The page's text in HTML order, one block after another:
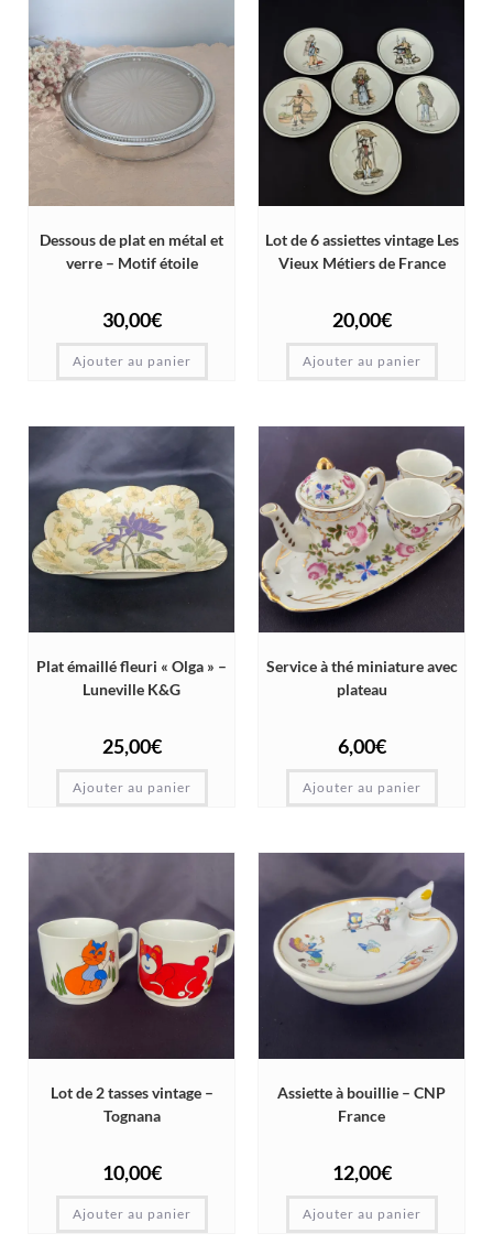
Dessous de plat en métal et
verre – Motif étoile
30,00€
Ajouter au panier
Lot de 6 assiettes vintage Les
Vieux Métiers de France
20,00€
Ajouter au panier
Plat émaillé fleuri « Olga » –
Luneville K&G
25,00€
Ajouter au panier
Service à thé miniature avec
plateau
6,00€
Ajouter au panier
Lot de 2 tasses vintage –
Tognana
10,00€
Ajouter au panier
Assiette à bouillie – CNP
France
12,00€
Ajouter au panier